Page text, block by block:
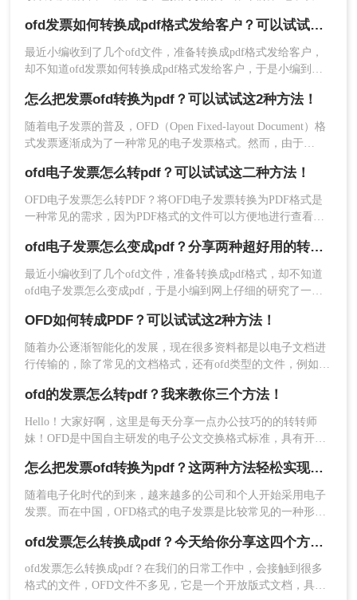
今天的文章到这里就结束了，相信大家看到这里已
经知道发票ofd文件如何转换成pdf格式了。
格式呢？今天就给大家分享2个ofd转pdf工具，快速搞定格式互
转
ofd发票如何转换成pdf格式发给客户？可以试试这3种方法！
最近小编收到了几个ofd文件，准备转换成pdf格式发给客户，
却不知道ofd发票如何转换成pdf格式发给客户，于是小编到网
方法，并且成功进行了转换，下面小编就把一些详细的方法也
分享给大家，大家有需要的话，可以来参考下哦。
怎么把发票ofd转换为pdf？可以试试这2种方法！
随着电子发票的普及，OFD（Open Fixed-layout Document）格
式发票逐渐成为了一种常见的电子发票格式。然而，由于
多用户需要将OFD发票转换为PDF格式以便于查看、存储和分
享。那么怎么把发票OFD转换为PDF呢？本文将介绍几种将
OFD发票转换为PDF的方法。
ofd电子发票怎么转pdf？可以试试这二种方法！
OFD电子发票怎么转PDF？将OFD电子发票转换为PDF格式是
一种常见的需求，因为PDF格式的文件可以方便地进行查看、
PDF格式的方法和步骤，以及需要注意的事项，帮助大家更好
地完成转换操作。
ofd电子发票怎么变成pdf？分享两种超好用的转换方法！
最近小编收到了几个ofd文件，准备转换成pdf格式，却不知道
ofd电子发票怎么变成pdf，于是小编到网上仔细的研究了一
行了转换，下面小编就把详细的操作步骤也分享给大家，大家
有需要的话，可以来参考下哦。
OFD如何转成PDF？可以试试这2种方法！
随着办公逐渐智能化的发展，现在很多资料都是以电子文档进
行传输的，除了常见的文档格式，还有ofd类型的文件，例如很
则需要将ofd转成兼容性更高的PDF，那大家知道OFD如何转成
PDF吗？下面就来分享二个简单的ofd转换方法吧！
ofd的发票怎么转pdf？我来教你三个方法！
Hello！大家好啊，这里是每天分享一点办公技巧的的转转师
妹！OFD是中国自主研发的电子公文交换格式标准，具有开
文、电子发票、电子合同等场景。然而，由于OFD格式较为新
颖，很多用户可能不知道如何将其转换为常见的PDF格式。本
文将介绍三种将ofd的发票怎么转pdf方法，帮助大家解决这个
问题。
怎么把发票ofd转换为pdf？这两种方法轻松实现转换
随着电子化时代的到来，越来越多的公司和个人开始采用电子
发票。而在中国，OFD格式的电子发票是比较常见的一种形
读，因此需要将其转换为PDF格式。本文将介绍怎么把发票ofd
转换为pdf。
ofd发票怎么转换成pdf？今天给你分享这四个方法！
ofd发票怎么转换成pdf？在我们的日常工作中，会接触到很多
格式的文件，OFD文件不多见，它是一个开放版式文档，具有